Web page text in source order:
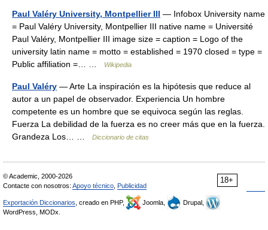
Paul Valéry University, Montpellier III — Infobox University name
= Paul Valéry University, Montpellier III native name = Université
Paul Valéry, Montpellier III image size = caption = Logo of the
university latin name = motto = established = 1970 closed = type =
Public affiliation =… …
Wikipedia
Paul Valéry — Arte La inspiración es la hipótesis que reduce al
autor a un papel de observador. Experiencia Un hombre
competente es un hombre que se equivoca según las reglas.
Fuerza La debilidad de la fuerza es no creer más que en la fuerza.
Grandeza Los… …
Diccionario de citas
18+
© Academic, 2000-2026
Contacte con nosotros: Apoyo técnico Publicidad
Exportación Diccionarios , creado en PHP, Joomla,
Drupal,
WordPress, MODx.